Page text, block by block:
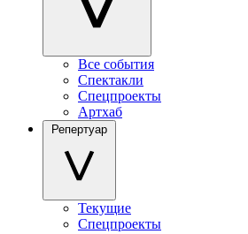
Все события
Спектакли
Спецпроекты
Артхаб
Репертуар
Текущие
Спецпроекты